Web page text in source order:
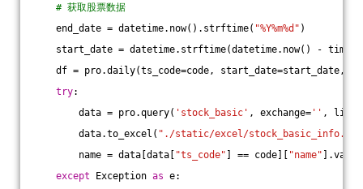
# 获取股票数据
end_date = datetime.now().strftime( "%Y%m%d" )
start_date = datetime.strftime(datetime.now() -
df = pro.daily(ts_code=code, start_date=start_date,
try:
data = pro.query( 'stock_basic' , exchange= '' ,
data.to_excel( "./static/excel/
name = data[data[
"ts_code" ] == code][ "name"
except Exception as e: